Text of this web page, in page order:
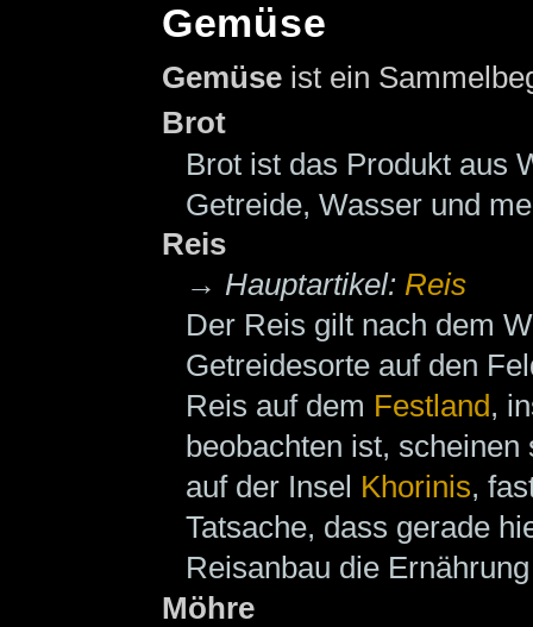
Gemüse
Gemüse ist ein
Brot
Brot ist das Produkt aus
Getreide, Wasser und
Reis
→ Hauptartikel: Reis
Der Reis gilt nach dem
Getreidesorte auf den
Reis auf dem Festland,
beobachten ist,
auf der Insel Khorinis,
Tatsache, dass gerade
Reisanbau die
Möhre